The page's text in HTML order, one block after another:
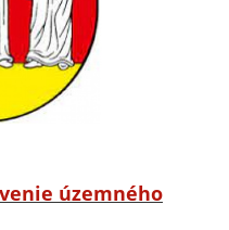
územného